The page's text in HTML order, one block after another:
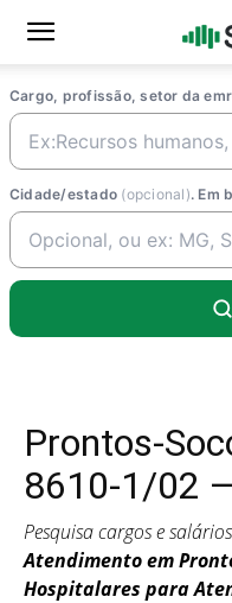
Cargo, profissão, setor da
Cidade/estado (opcional). Em
Prontos-
8610-1/02
Pesquisa cargos e
Atendimento em
Hospitalares para